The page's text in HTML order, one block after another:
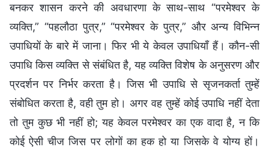
बनकर शासन करने की अवधारणा के साथ-साथ “परमेश्वर के
व्यक्ति,” “पहलौठा पुत्र,” “परमेश्वर के पुत्र,” और अन्य विभिन्न
उपाधियों के बारे में जाना। फिर भी ये केवल उपाधियाँ हैं। कौन-सी
उपाधि किस व्यक्ति से संबंधित है, यह व्यक्ति विशेष के अनुसरण और
प्रदर्शन पर निर्भर करता है। जिस भी उपाधि से सृजनकर्ता तुम्हें
संबोधित करता है, वही तुम हो। अगर वह तुम्हें कोई उपाधि नहीं देता
तो तुम कुछ भी नहीं हो; यह केवल परमेश्वर का एक वादा है, न कि
कोई ऐसी चीज जिस पर लोगों का हक हो या जिसके वे योग्य हों।